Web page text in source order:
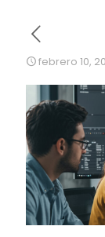
febrero 10,